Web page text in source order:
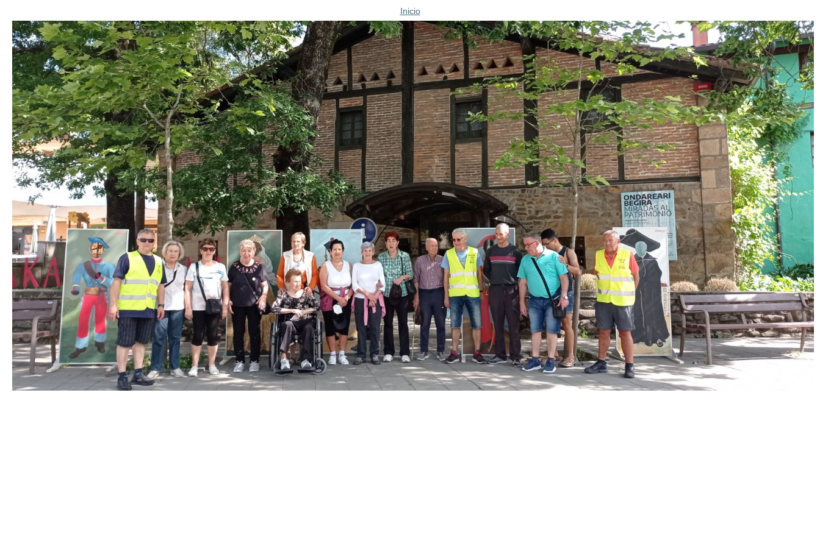
Inicio